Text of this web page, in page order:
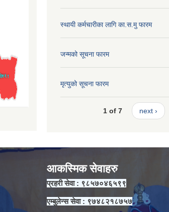
स्थायी कर्मचारीका लागि का.स.मु फारम
जन्मको सूचना फारम
मृत्युको सूचना फारम
1 of 7 next ›
आकस्मिक सेवाहरु
प्रहरी सेवा : ९८५७०४६५९९
एम्बुलेन्स सेवा : ९७४८२१८७५७